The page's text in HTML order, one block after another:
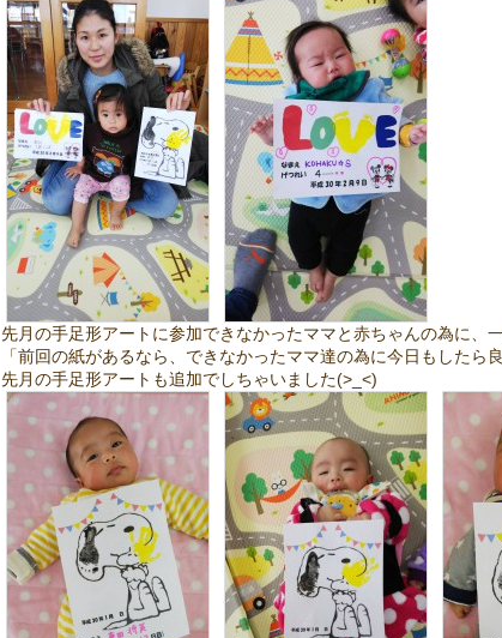
先月の手足形アートに参加できなかったママと赤ちゃんの為に、
「前回の紙があるなら、できなかったママ達の為に今日もしたら
先月の手足形アートも追加でしちゃいました(>_<)